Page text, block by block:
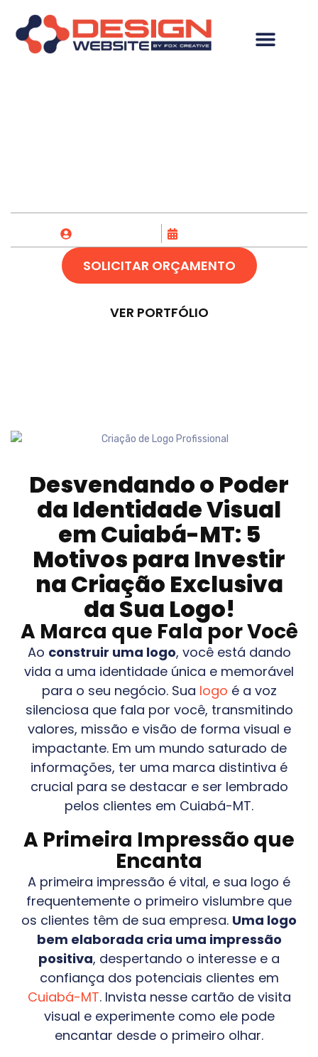
SOLICITAR ORÇAMENTO
VER PORTFÓLIO
Desvendando o Poder
da Identidade Visual
emCuiabá-MT: 5
Motivos para Investir
na Criação Exclusiva
da Sua Logo!
A Marca que Fala por Você
Ao construir uma logo, você está dando
vida a uma identidade única e memorável
para o seu negócio. Sua logo é a voz
silenciosa que fala por você, transmitindo
valores, missão e visão de forma visual e
impactante. Em um mundo saturado de
informações, ter uma marca distintiva é
crucial para se destacar e ser lembrado
pelos clientes em Cuiabá-MT.
A Primeira Impressão que
Encanta
A primeira impressão é vital, e sua logo é
frequentemente o primeiro vislumbre que
os clientes têm de sua empresa. Uma logo
bem elaborada cria uma impressão
positiva, despertando o interesse e a
confiança dos potenciais clientes em
Cuiabá-MT. Invista nesse cartão de visita
visual e experimente como ele pode
encantar desde o primeiro olhar.